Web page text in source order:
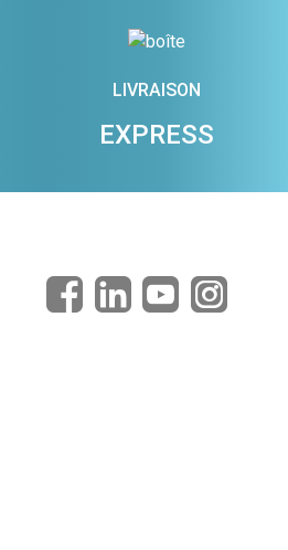
LIVRAISON
EXPRESS